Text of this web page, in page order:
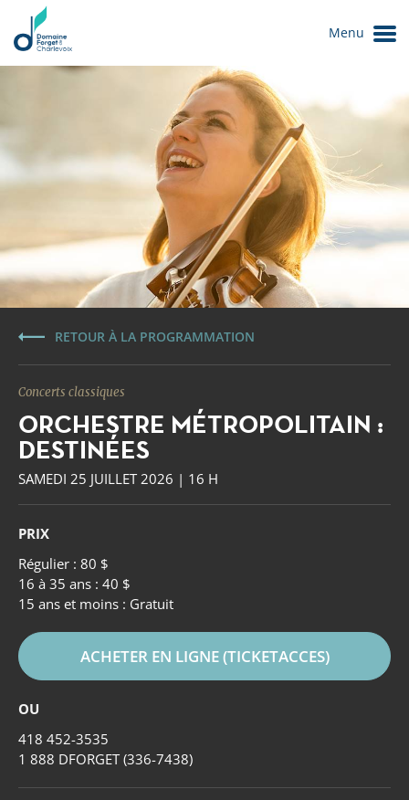
Forget
Menu
RETOUR À LA PROGRAMMATION
Concerts classiques
ORCHESTRE MÉTROPOLITAIN :
DESTINÉES
SAMEDI 25 JUILLET 2026 | 16 H
PRIX
Régulier : 80 $
16 à 35 ans : 40 $
15 ans et moins : Gratuit
ACHETER EN LIGNE (TICKETACCES)
OU
418 452-3535
1 888 DFORGET (336-7438)